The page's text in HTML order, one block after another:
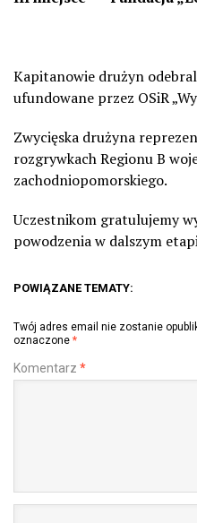
Kapitanowie drużyn
ufundowane przez OSiR
Zwycięska drużyna
rozgrywkach Regionu B
zachodniopomorskiego.
Uczestnikom gratulujemy
powodzenia w dalszym
POWIĄZANE TEMATY:
Twój adres email nie zostanie
oznaczone *
Komentarz *